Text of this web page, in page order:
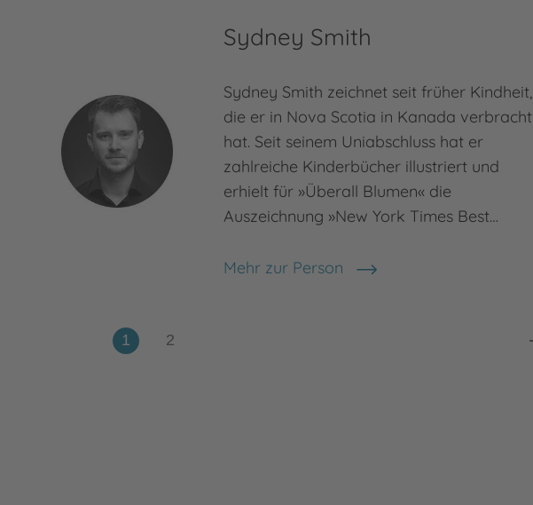
Sydney Smith
Sydney Smith zeichnet seit früher Kindheit,
die er in Nova Scotia in Kanada verbracht
hat. Seit seinem Uniabschluss hat er
zahlreiche Kinderbücher illustriert und
erhielt für »Überall Blumen« die
Auszeichnung »New York Times Best…
Mehr zur Person
Sydney Smith